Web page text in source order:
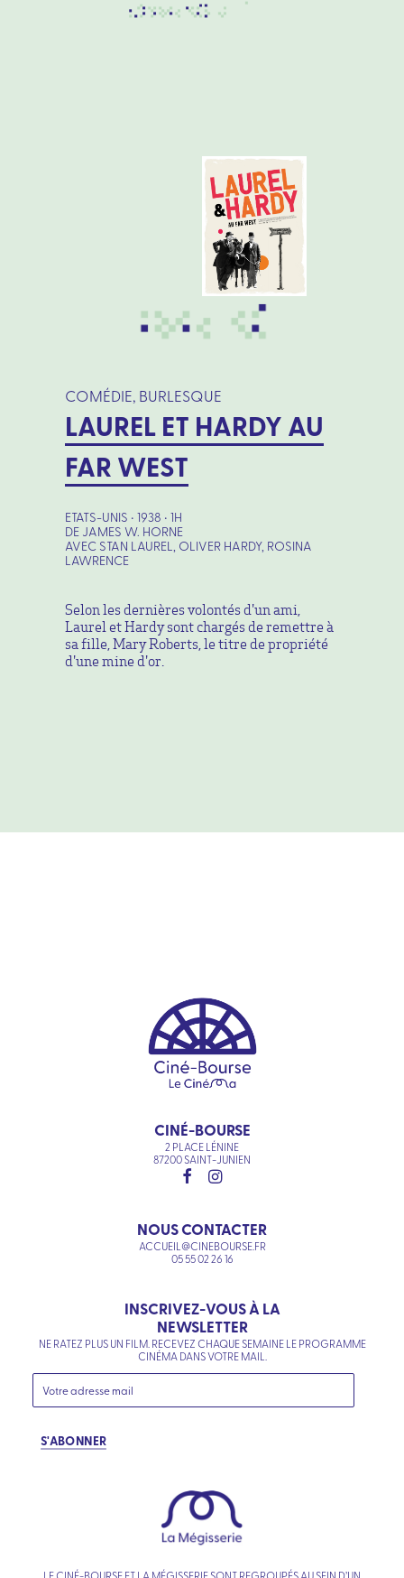
COMÉDIE, BURLESQUE
LAUREL ET HARDY AU
FAR WEST
ETATS-UNIS • 1938 • 1H
DE JAMES W. HORNE
AVEC STAN LAUREL, OLIVER HARDY, ROSINA
LAWRENCE
Selon les dernières volontés d'un ami,
Laurel et Hardy sont chargés de remettre à
sa fille, Mary Roberts, le titre de propriété
d'une mine d'or.
CINÉ-BOURSE
2 PLACE LÉNINE
87200 SAINT-JUNIEN
NOUS CONTACTER
ACCUEIL@CINEBOURSE.FR
05 55 02 26 16
INSCRIVEZ-VOUS À LA
NEWSLETTER
NE RATEZ PLUS UN FILM. RECEVEZ CHAQUE SEMAINE LE PROGRAMME
CINÉMA DANS VOTRE MAIL.
S'ABONNER
LE CINÉ-BOURSE ET LA MÉGISSERIE SONT REGROUPÉS AU SEIN D’UN